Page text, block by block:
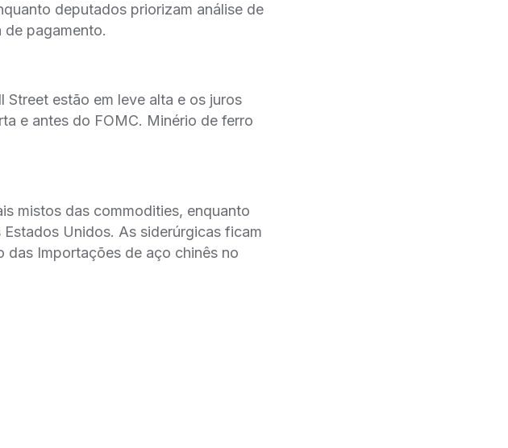
deputados priorizam análise de
pagamento.
Street estão em leve alta e os juros
e antes do FOMC. Minério de ferro
mistos das commodities, enquanto
Unidos. As siderúrgicas ficam
Importações de aço chinês no